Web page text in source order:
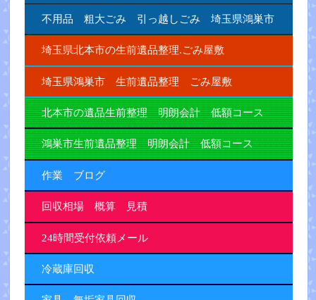
不用品 粗大ごみ 引っ越しごみ 埼玉県鴻巣市
埼玉県北本市の生前遺品整理.ごみ屋敷
埼玉県鴻巣市 生前遺品整理 ごみ屋敷
北本市の遺品生前整理 明朗会計 低額コース
鴻巣市生前遺品整理 明朗会計 低額コース
作業 ブログ
回収相場 概算 見積
24時間受付依頼メール
冷蔵庫回収